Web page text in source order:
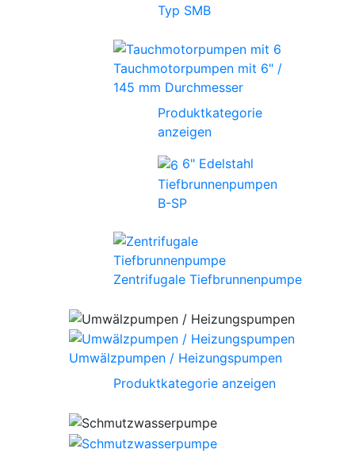
Typ SMB
Tauchmotorpumpen mit 6" /
145 mm Durchmesser
Produktkategorie
anzeigen
6" Edelstahl
Tiefbrunnenpumpen
B-SP
Zentrifugale Tiefbrunnenpumpe
Umwälzpumpen / Heizungspumpen
Produktkategorie anzeigen